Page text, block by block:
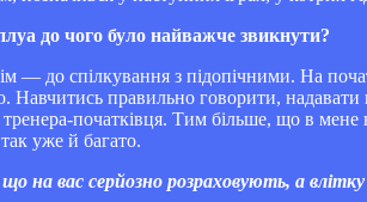
до чого було найважче звикнути?
— до спілкування з підопічними. На
Навчитись правильно говорити,
тренера-початківця. Тим більше, що в
уже й багато.
на вас серйозно розраховують, а